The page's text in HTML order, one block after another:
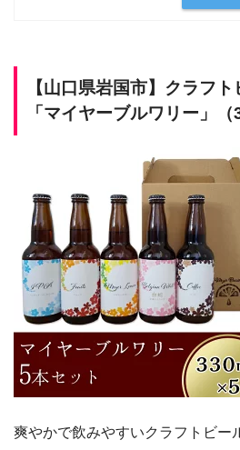
【山口県岩国市】 クラフト
「マイヤーブルワリー」（
爽やかで飲みやすいクラフトビー